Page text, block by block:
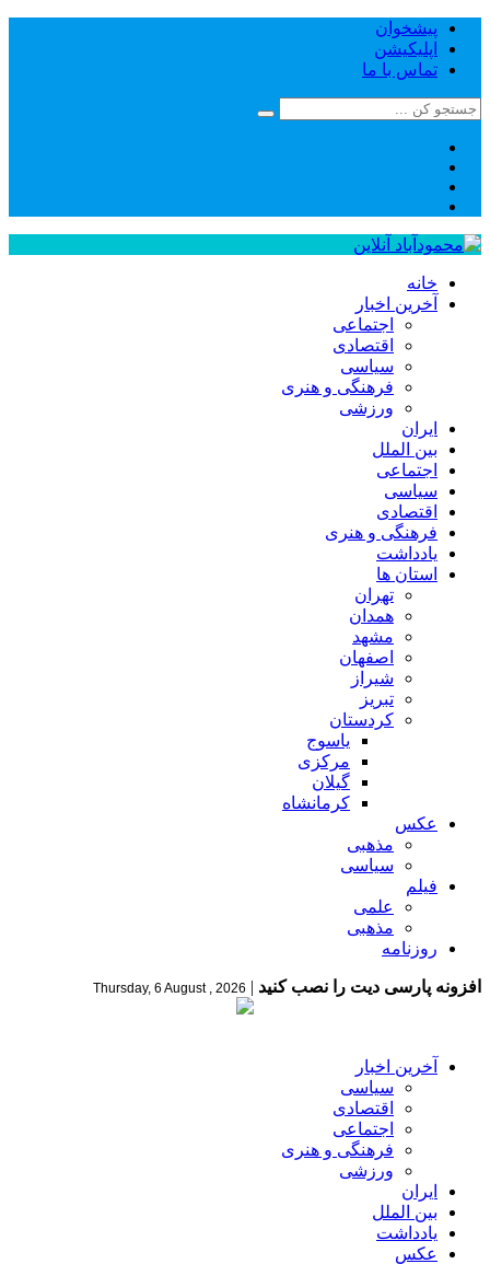
پیشخوان
اپلیکیشن
تماس با ما
خانه
آخرین اخبار
اجتماعی
اقتصادی
سیاسی
فرهنگی و هنری
ورزشی
ایران
بین الملل
اجتماعی
سیاسی
اقتصادی
فرهنگی و هنری
یادداشت
استان ها
تهران
همدان
مشهد
اصفهان
شیراز
تبریز
کردستان
یاسوج
مرکزی
گیلان
کرمانشاه
عکس
مذهبی
سیاسی
فیلم
علمی
مذهبی
روزنامه
افزونه پارسی دیت را نصب کنید |
Thursday, 6 August , 2026
آخرین اخبار
سیاسی
اقتصادی
اجتماعی
فرهنگی و هنری
ورزشی
ایران
بین الملل
یادداشت
عکس